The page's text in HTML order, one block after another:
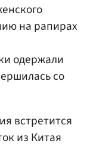
на рапирах
одержали
со
встретится
из Китая